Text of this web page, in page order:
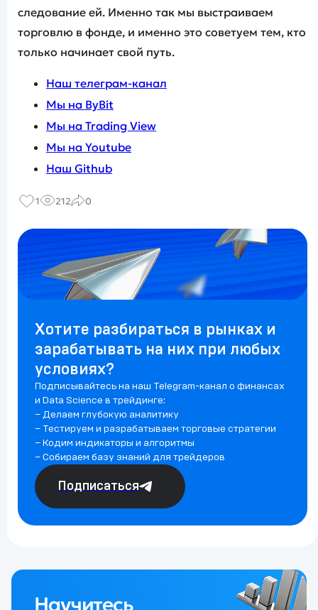
следование ей. Именно так мы выстраиваем
торговлю в фонде, и именно это советуем тем, кто
только начинает свой путь.
Наш телеграм-канал
Мы на ByBit
Мы на Trading View
Мы на Youtube
Наш Github
1 212 0
Хотите разбираться в рынках и
зарабатывать на них при любых
условиях?
Подписывайтесь на наш Telegram-канал о финансах
и Data Science в трейдинге:
– Делаем глубокую аналитику
– Тестируем и разрабатываем торговые стратегии
– Кодим индикаторы и алгоритмы
– Собираем базу знаний для трейдеров
Подписаться
Научитесь